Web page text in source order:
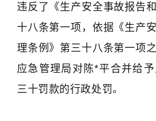
违反了《生产安全事故报告
十八条第一项，依据《生产
理条例》第三十八条第一项
应急管理局对陈*平合并给
三十罚款的行政处罚。